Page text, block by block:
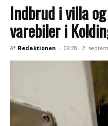
Indbrud i villa
varebiler i
Af Redaktionen - 09:28 - 2.